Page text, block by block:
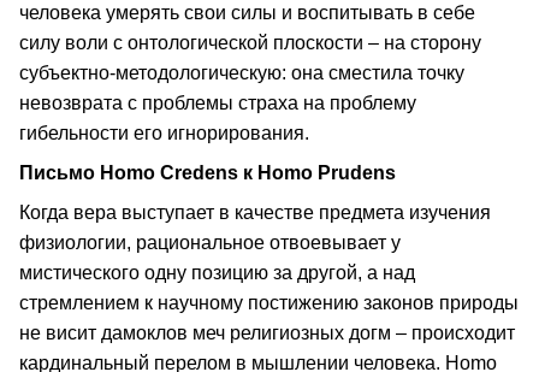
человека умерять свои силы и воспитывать в себе
силу воли с онтологической плоскости – на сторону
субъектно-методологическую: она сместила точку
невозврата с проблемы страха на проблему
гибельности его игнорирования.
Письмо Homo Credens к Homo Prudens
Когда вера выступает в качестве предмета изучения
физиологии, рациональное отвоевывает у
мистического одну позицию за другой, а над
стремлением к научному постижению законов природы
не висит дамоклов меч религиозных догм – происходит
кардинальный перелом в мышлении человека. Homo